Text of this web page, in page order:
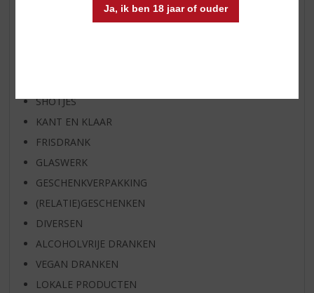
Ja, ik ben 18 jaar of ouder
SHOTJES
KANT EN KLAAR
FRISDRANK
GLASWERK
GESCHENKVERPAKKING
(RELATIE)GESCHENKEN
DIVERSEN
ALCOHOLVRIJE DRANKEN
VEGAN DRANKEN
LOKALE PRODUCTEN